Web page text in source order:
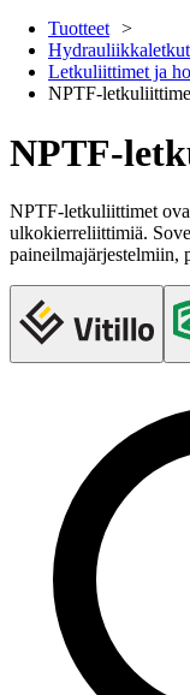
Tuotteet
Letkuliittimet ja
NPTF-
NPTF-
NPTF-letkuliittimet
ulkokierreliittimiä.
paineilmajärjestelmiin,